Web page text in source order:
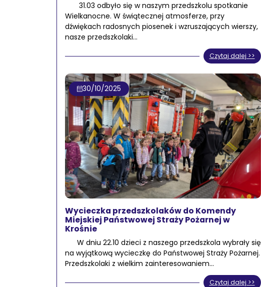
31.03 odbyło się w naszym przedszkolu spotkanie
Wielkanocne. W świątecznej atmosferze, przy
dźwiękach radosnych piosenek i wzruszających wierszy,
nasze przedszkolaki…
Czytaj dalej >>
30/10/2025
Wycieczka przedszkolaków do Komendy
Miejskiej Państwowej Straży Pożarnej w
Krośnie
W dniu 22.10 dzieci z naszego przedszkola wybrały się
na wyjątkową wycieczkę do Państwowej Straży Pożarnej.
Przedszkolaki z wielkim zainteresowaniem…
Czytaj dalej >>